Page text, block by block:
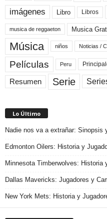
imágenes Libro Libros
musica de reggaeton Musica
Música niños Noticias /
Películas Peru
Resumen Serie
Lo Último
Nadie nos va a extrañar: Sinopsis
Edmonton Oilers: Historia y
Minnesota Timberwolves: Historia
Dallas Mavericks: Jugadores y
New York Mets: Historia y